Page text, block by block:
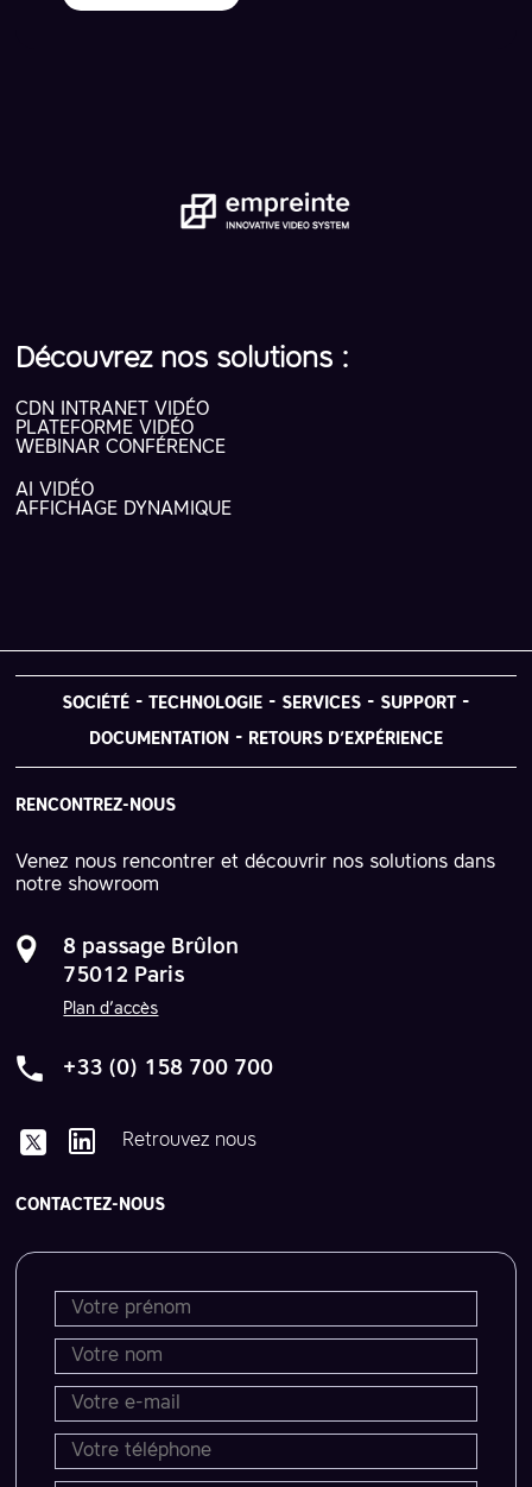
Découvrez nos solutions :
CDN INTRANET VIDÉO
PLATEFORME VIDÉO
WEBINAR CONFÉRENCE
AI VIDÉO
AFFICHAGE DYNAMIQUE
SOCIÉTÉ TECHNOLOGIE SERVICES SUPPORT
DOCUMENTATION RETOURS D’EXPÉRIENCE
RENCONTREZ-NOUS
Venez nous rencontrer et découvrir nos solutions dans
notre showroom
8 passage Brûlon
75012 Paris
Plan d’accès
+33 (0) 158 700 700
Retrouvez nous
CONTACTEZ-NOUS